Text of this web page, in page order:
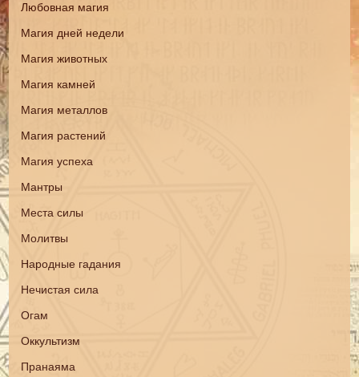
Любовная магия
Магия дней недели
Магия животных
Магия камней
Магия металлов
Магия растений
Магия успеха
Мантры
Места силы
Молитвы
Народные гадания
Нечистая сила
Огам
Оккультизм
Пранаяма